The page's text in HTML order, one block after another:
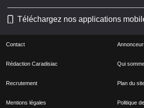
Téléchargez nos applications
Contact
Rédaction Caradisiac Qui
Recrutement Plan du
Mentions légales Politique